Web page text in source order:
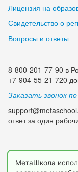
Лицензия на
Свидетельство о
Вопросы и ответы
8-800-201-77-90 в
+7-904-55-21-720
Заказать звонок
ответ за один
Мы в социальных
МетаШкола